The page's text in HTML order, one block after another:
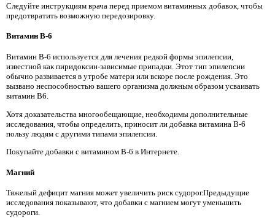
Следуйте инструкциям врача перед приемом витаминных добавок, чтобы
предотвратить возможную передозировку.
Витамин B-6
Витамин B-6 используется для лечения редкой формы эпилепсии,
известной как пиридоксин-зависимые припадки. Этот тип эпилепсии
обычно развивается в утробе матери или вскоре после рождения. Это
вызвано неспособностью вашего организма должным образом усваивать
витамин B6.
Хотя доказательства многообещающие, необходимы дополнительные
исследования, чтобы определить, приносит ли добавка витамина B-6
пользу людям с другими типами эпилепсии.
Покупайте добавки с витамином B-6 в Интернете.
Магний
Тяжелый дефицит магния может увеличить риск судорог.Предыдущие
исследования показывают, что добавки с магнием могут уменьшить
судороги.